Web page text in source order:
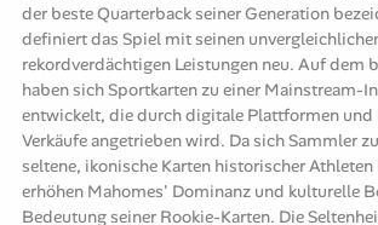
der beste Quarterback seiner Generation
definiert das Spiel mit seinen
rekordverdächtigen Leistungen neu. Auf dem
haben sich Sportkarten zu einer Mainstream-
entwickelt, die durch digitale Plattformen und
Verkäufe angetrieben wird. Da sich Sammler
seltene, ikonische Karten historischer
erhöhen Mahomes' Dominanz und kulturelle
Bedeutung seiner Rookie-Karten. Die